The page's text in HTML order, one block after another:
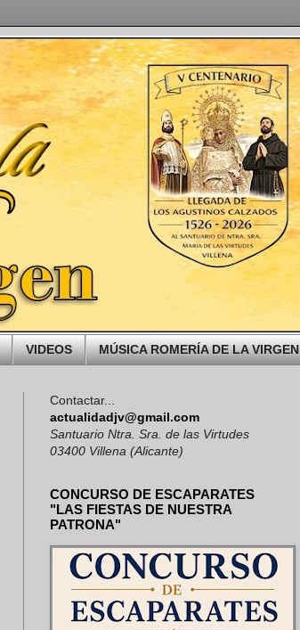
VIDEOS MÚSICA ROMERÍA DE LA VIRGEN
Contactar...
actualidadjv@gmail.com
Santuario Ntra. Sra. de las Virtudes
03400 Villena (Alicante)
CONCURSO DE ESCAPARATES
"LAS FIESTAS DE NUESTRA
PATRONA"